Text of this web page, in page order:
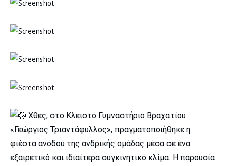
Χθες, στο Κλειστό Γυμναστήριο Βραχατίου
«Γεώργιος Τριαντάφυλλος», πραγματοποιήθηκε η
φιέστα ανόδου της ανδρικής ομάδας μέσα σε ένα
εξαιρετικό και ιδιαίτερα συγκινητικό κλίμα. Η παρουσία